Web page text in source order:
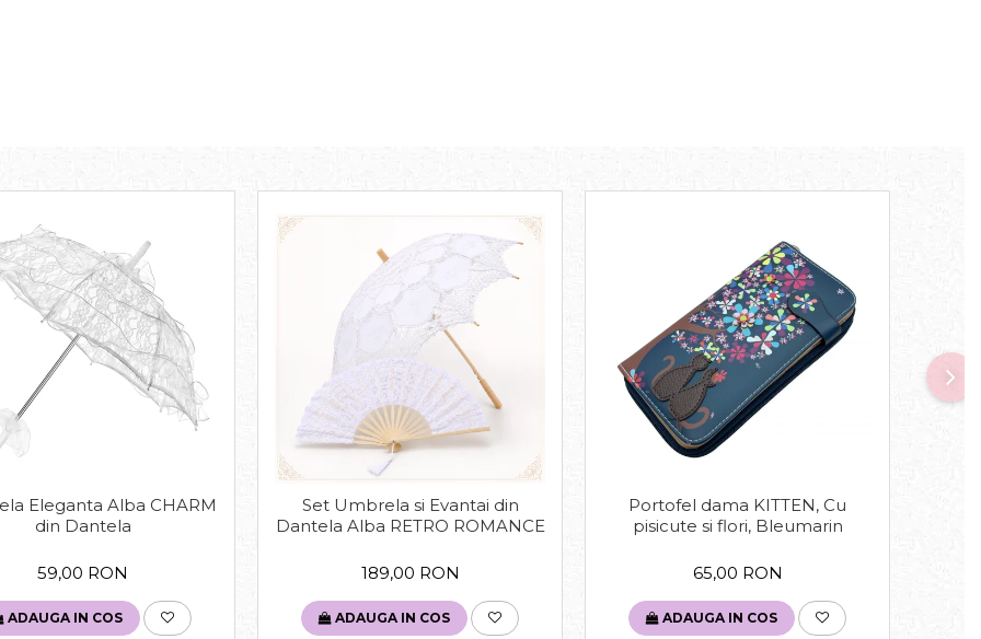
Eleganta Alba CHARM
din Dantela
59,00 RON
ADAUGA IN COS
Set Umbrela si Evantai din
Dantela Alba RETRO ROMANCE
189,00 RON
ADAUGA IN COS
Portofel dama KITTEN, Cu
pisicute si flori, Bleumarin
65,00 RON
ADAUGA IN COS